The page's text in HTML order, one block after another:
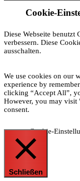
Cookie-
Diese Webseite benutzt
verbessern. Diese
ausschalten.
We use cookies on our
experience by
clicking “Accept All”,
However, you may visit
consent.
Cookie-
Schließen